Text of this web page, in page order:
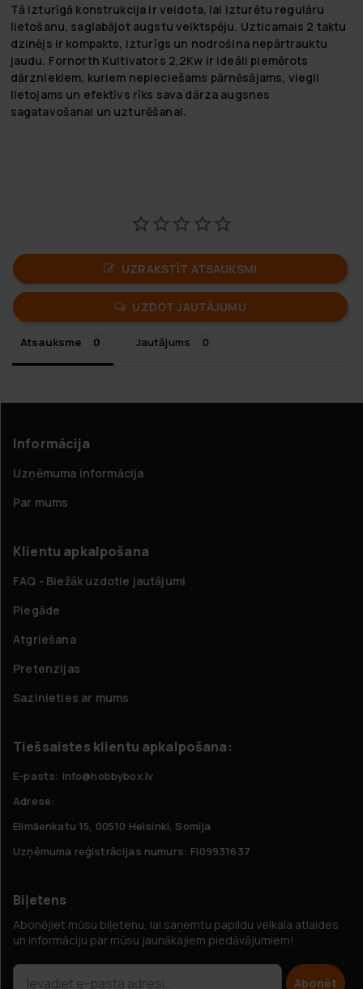
Tā izturīgā konstrukcija ir veidota, lai izturētu regulāru
lietošanu, saglabājot augstu veiktspēju. Uzticamais 2 taktu
dzinējs ir kompakts, izturīgs un nodrošina nepārtrauktu
jaudu. Fornorth Kultivators 2,2Kw ir ideāli piemērots
dārzniekiem, kuriem nepieciešams pārnēsājams, viegli
lietojams un efektīvs rīks sava dārza augsnes
sagatavošanai un uzturēšanai.
UZRAKSTĪT ATSAUKSMI
UZDOT JAUTĀJUMU
Atsauksme Jautājums
Informācija
Uzņēmuma informācija
Par mums
Klientu apkalpošana
FAQ - Biežāk uzdotie jautājumi
Piegāde
Atgriešana
Pretenzijas
Sazinieties ar mums
Tiešsaistes klientu apkalpošana:
E-pasts: info@hobbybox.lv
Adrese:
Elimäenkatu 15, 00510 Helsinki, Somija
Uzņēmuma reģistrācijas numurs: FI09931637
Biļetens
Abonējiet mūsu biļetenu, lai saņemtu papildu veikala atlaides
un informāciju par mūsu jaunākajiem piedāvājumiem!
Abonēt